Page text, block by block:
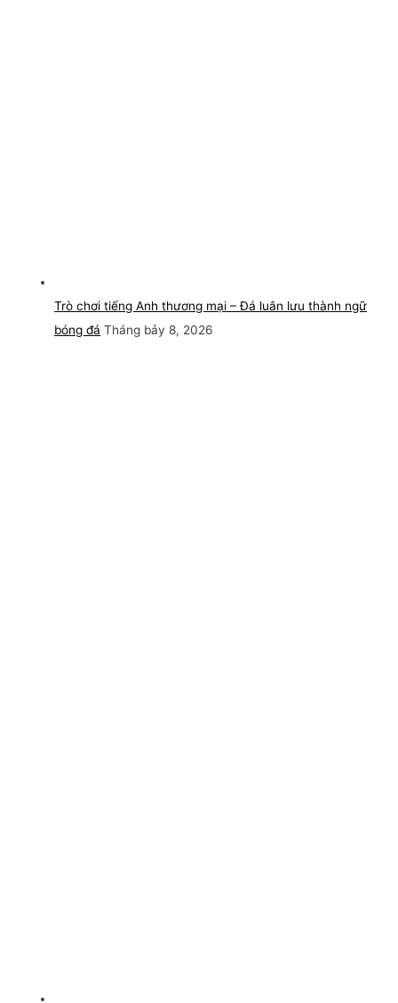
Trò chơi tiếng Anh thương mại – Đá luân lưu thành ngữ
bóng đá Tháng bảy 8, 2026